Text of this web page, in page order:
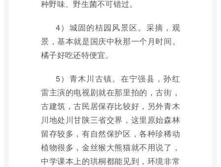
种野味、野生菌不可错过。
4）城固的桔园风景区。采摘，观
景，基本就是国庆中秋那一个月时间。
橘子好吃还特便宜。
5）青木川古镇。在宁强县，孙红
雷主演的电视剧就在那里拍的，古街，
古建筑，古民居保存比较好，另外青木
川地处川甘陕三省交界，这里原始森林
留存较多，有自然保护区，各种珍稀动
植物很多，金丝猴大熊猫就不用说了，
中学课本上的珙桐都能见到，环境非常